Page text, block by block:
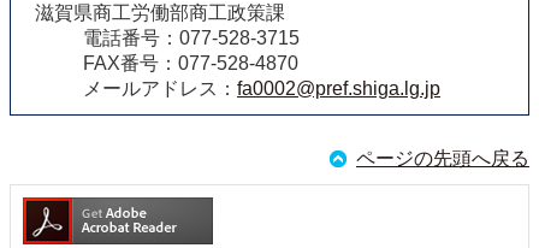
滋賀県商工労働部商工政策課
電話番号：077-528-3715
FAX番号：077-528-4870
メールアドレス： fa0002@pref.shiga.lg.jp
ページの先頭へ戻る